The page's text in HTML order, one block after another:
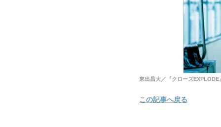
東出昌大／『クローズEXPLODE
この記事へ戻る